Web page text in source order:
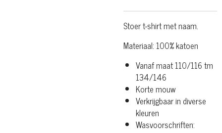
Stoer t-shirt met naam.
Materiaal: 100% katoen
Vanaf maat 110/116 tm
134/146
Korte mouw
Verkrijgbaar in diverse
kleuren
Wasvoorschriften: